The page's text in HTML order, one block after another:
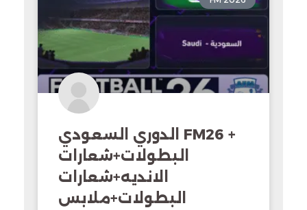
الدوري السعودي FM26 +
البطولات+شعارات
الانديه+شعارات
البطولات+ملابس